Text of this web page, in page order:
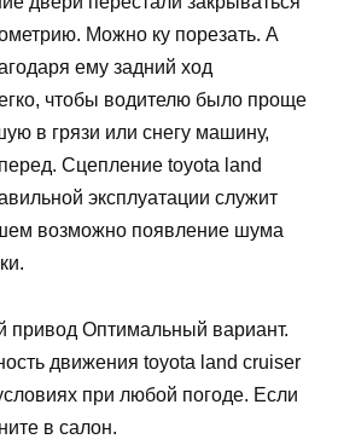
Можно ку порезать. А
ему задний ход
чтобы водителю было проще
в грязи или снегу машину,
Сцепление toyota land
эксплуатации служит
возможно появление шума
привод Оптимальный вариант.
движения toyota land cruiser
при любой погоде. Если
в салон.